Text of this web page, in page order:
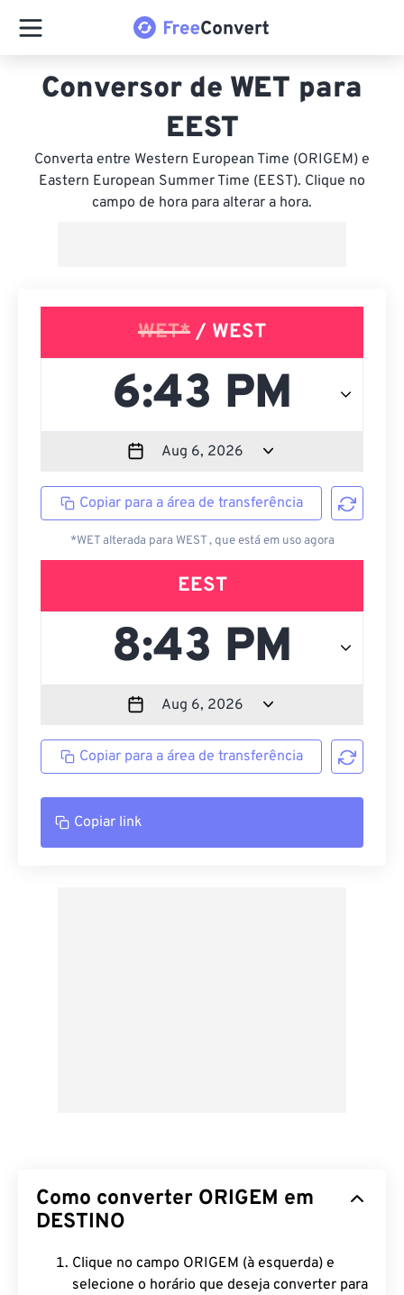
Conversor de WET para
EEST
Converta entre Western European Time (ORIGEM) e
Eastern European Summer Time (EEST). Clique no
campo de hora para alterar a hora.
WET* / WEST
Copiar para a área de transferência
*WET alterada para WEST , que está em uso agora
EEST
Copiar para a área de transferência
Copiar link
Como converter ORIGEM em
DESTINO
Clique no campo ORIGEM (à esquerda) e
selecione o horário que deseja converter para